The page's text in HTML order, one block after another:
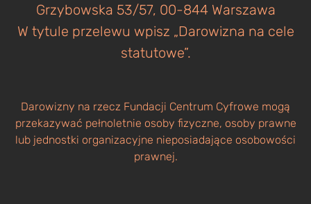
Grzybowska 53/57, 00-844 Warszawa
W tytule przelewu wpisz „Darowizna na cele
statutowe”.
Darowizny na rzecz Fundacji Centrum Cyfrowe mogą
przekazywać pełnoletnie osoby fizyczne, osoby prawne
lub jednostki organizacyjne nieposiadające osobowości
prawnej.